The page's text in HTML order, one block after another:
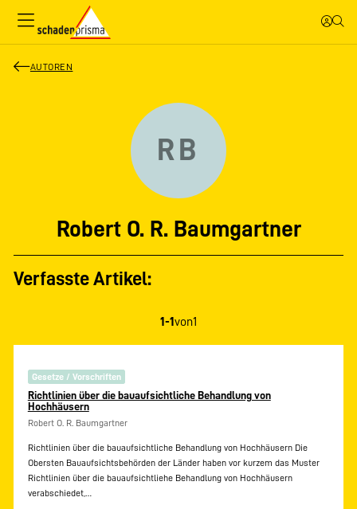
AUTOREN
RB
Robert O. R. Baumgartner
Verfasste Artikel:
1-1von1
Gesetze / Vorschriften
Richtlinien über die bauaufsichtliche Behandlung von
Hochhäusern
Robert O. R. Baumgartner
Richtlinien über die bauaufsichtliche Behandlung von Hochhäusern Die
Obersten Bauaufsichtsbehörden der Länder haben vor kurzem das Muster
Richtlinien über die bauaufsichtliehe Behandlung von Hochhäusern
verabschiedet,…